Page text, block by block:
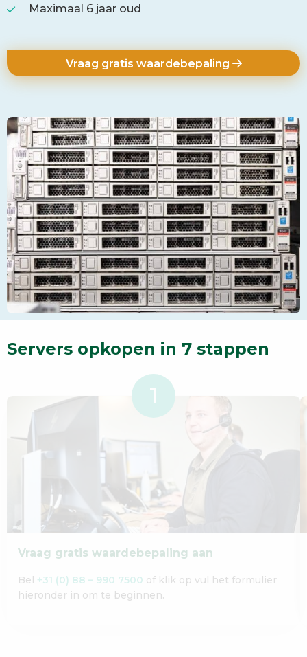
Maximaal 6 jaar oud
Vraag gratis waardebepaling
Servers opkopen in 7 stappen
Vraag gratis waardebepaling aan
Bel +31 (0) 88 – 990 7500 of klik op vul het formulier
hieronder in om te beginnen.